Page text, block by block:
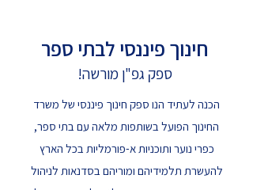
חינוך פיננסי לבתי ספר
ספק גפ"ן מורשה!
הכנה לעתיד הנו ספק חינוך פיננסי של משרד
החינוך הפועל בשותפות מלאה עם בתי ספר,
כפרי נוער ותוכניות א-פורמליות בכל הארץ
להעשרת תלמידיהם ומוריהם בסדנאות לניהול